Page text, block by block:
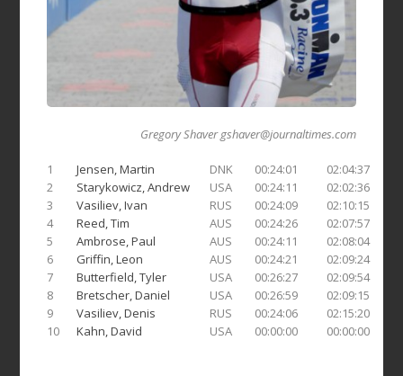
Gregory Shavergshaver@journaltimes.com
1 Jensen, Martin DNK 00:24:01 02:04:37
2
Starykowicz, Andrew USA 00:24:11 02:02:36
3
Vasiliev, Ivan RUS 00:24:09 02:10:15
4
Reed, Tim AUS 00:24:26 02:07:57
5
Ambrose, Paul AUS 00:24:11 02:08:04
6
Griffin, Leon AUS 00:24:21 02:09:24
7
Butterfield, Tyler USA 00:26:27 02:09:54
8
Bretscher, Daniel USA 00:26:59 02:09:15
9
Vasiliev, Denis RUS 00:24:06 02:15:20
10
Kahn, David USA 00:00:00 00:00:00